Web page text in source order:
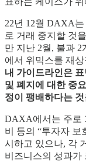
22년 12월 DAXA
로 거래 중지할 것
만 지난 2월, 불과
에서 위믹스를 재
내 가이드라인은
및 폐지에 대한 중
정이 팽배하다는
DAXA에서는 주로
비 등의 “투자자 보
시하고 있으나, 각
비즈니스의 성과가